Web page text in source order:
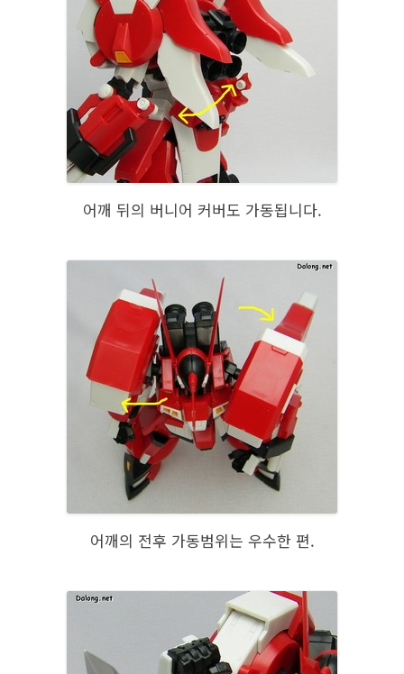
어깨 뒤의 버니어 커버도 가동됩니다.
어깨의 전후 가동범위는 우수한 편.